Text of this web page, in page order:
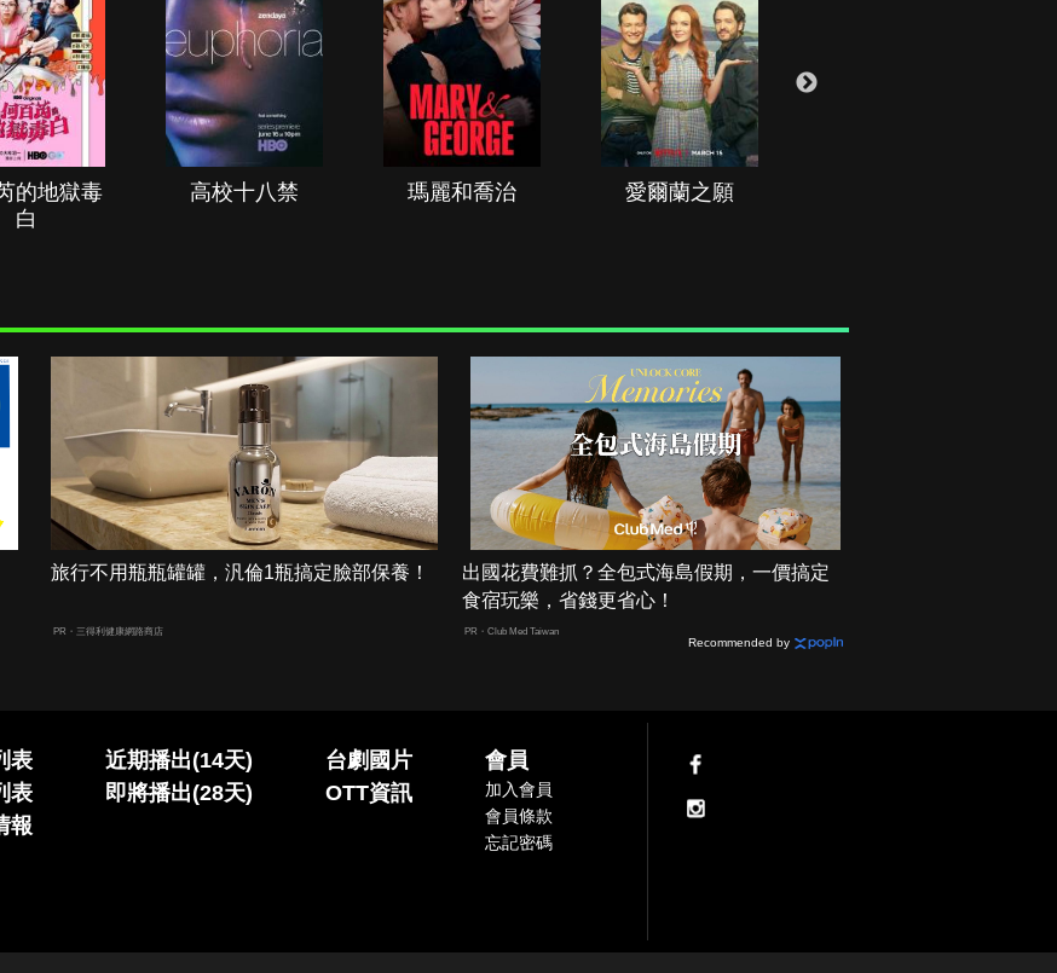
的地獄毒
白
高校十八禁 瑪麗和喬治 愛爾蘭之願
旅行不用瓶瓶罐罐，汎倫1瓶搞定臉部保養！
PR・三得利健康網路商店
出國花費難抓？全包式海島假期，一價搞定
食宿玩樂，省錢更省心！
PR・Club Med Taiwan
Recommended by
表
表
報
近期播出(14天)
即將播出(28天)
台劇國片
OTT資訊
會員
加入會員
會員條款
忘記密碼